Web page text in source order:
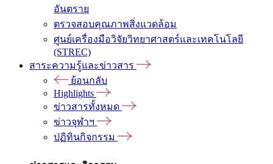
อันตราย
ตรวจสอบคุณภาพสิ่งแวดล้อม
ศูนย์เครื่องมือวิจัยวิทยาศาสตร์และเทคโนโลยี
(STREC)
สาระความรู้และข่าวสาร
ย้อนกลับ
Highlights
ข่าวสารทั้งหมด
ข่าวจุฬาฯ
ปฏิทินกิจกรรม